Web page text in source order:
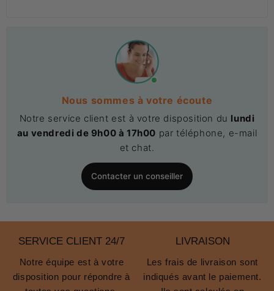
Nous sommes à votre écoute
Notre service client est à votre disposition du lundi
au vendredi de 9h00 à 17h00 par téléphone, e-mail
et chat.
Contacter un conseiller
SERVICE CLIENT 24/7
Notre équipe est à votre
disposition pour répondre à
LIVRAISON
Les frais de livraison sont
indiqués avant le paiement.